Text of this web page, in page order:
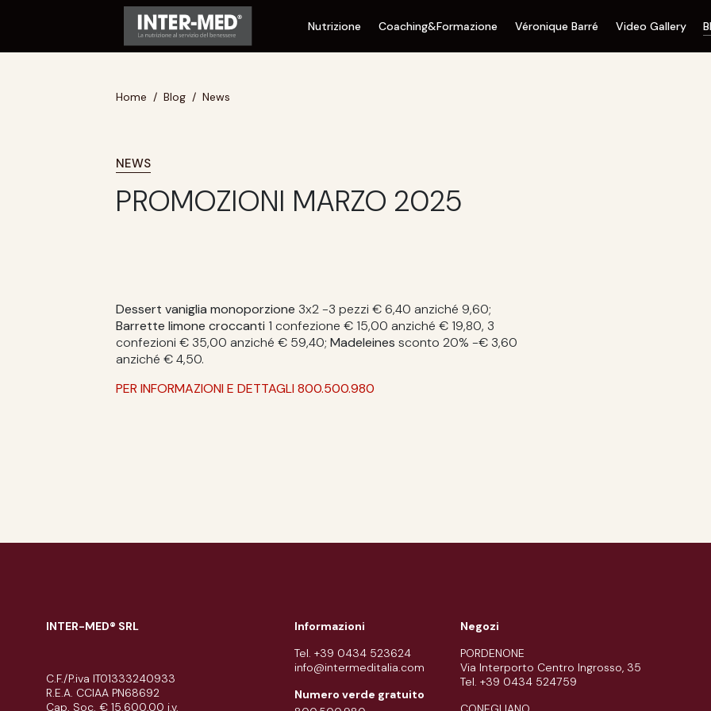
Nutrizione Coaching&Formazione Véronique Barré Video Gallery
Home Blog News
NEWS
PROMOZIONI MARZO 2025
Dessert vaniglia monoporzione 3x2 -3 pezzi € 6,40 anziché 9,60;
Barrette limone croccanti 1 confezione € 15,00 anziché € 19,80, 3
confezioni € 35,00 anziché € 59,40;Madeleinessconto 20% -€ 3,60
anziché € 4,50.
PER INFORMAZIONI E DETTAGLI 800.500.980
INTER-MED® SRL
C.F./P.iva IT01333240933
R.E.A. CCIAA PN68692
Cap. Soc. € 15.600,00 i.v.
Informazioni
Tel. +39 0434 523624
info@intermeditalia.com
Numero verde gratuito
Negozi
PORDENONE
Via Interporto Centro Ingrosso, 35
Tel. +39 0434 524759